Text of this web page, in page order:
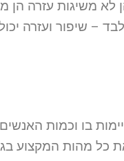
משיגות עזרה הן
שיפור ועזרה
בו וכמות
את כל מהות המקצוע